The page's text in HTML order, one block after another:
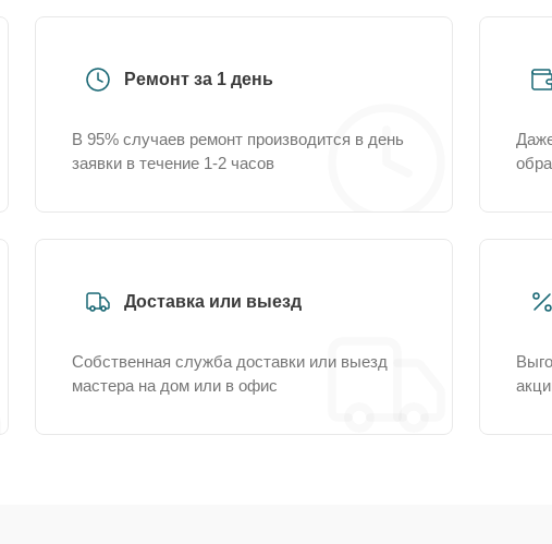
Ремонт за 1 день
В 95% случаев ремонт производится в день
заявки в течение 1-2 часов
Доставка или выезд
Собственная служба доставки или выезд
мастера на дом или в офис